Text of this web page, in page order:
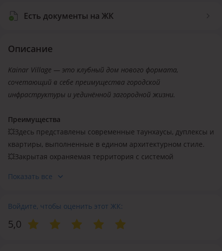
Есть документы на ЖК
Описание
Kainar Village — это клубный дом нового формата,
сочетающий в себе преимущества городской
инфраструктуры и уединённой загородной жизни.
Преимущества
💥Здесь представлены современные таунхаусы, дуплексы и
квартиры, выполненные в едином архитектурном стиле.
💥Закрытая охраняемая территория с системой
безопасности и приватности.
создают комфортное пространство для жизни.
Этот проект идеально подойдёт для семей с детьми,
молодых пар и всех, кто ценит комфорт и качество жизни.
Показать все
Войдите, чтобы оценить этот ЖК:
5,0